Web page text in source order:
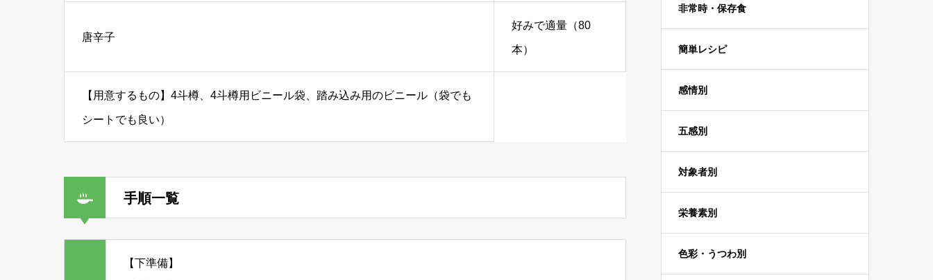
唐辛子
好みで適量（80
本）
【用意するもの】4斗樽、4斗樽用ビニール袋、踏み込み用のビニール（袋でも
シートでも良い）
手順一覧
【下準備】
非常時・保存食
簡単レシピ
感情別
五感別
対象者別
栄養素別
色彩・うつわ別